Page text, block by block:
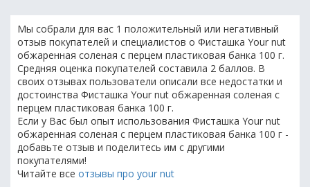
Мы собрали для вас 1 положительный или негативный
отзыв покупателей и специалистов о Фисташка Your nut
обжаренная соленая с перцем пластиковая банка 100 г.
Средняя оценка покупателей составила 2 баллов. В
своих отзывах пользователи описали все недостатки и
достоинства Фисташка Your nut обжаренная соленая с
перцем пластиковая банка 100 г.
Если у Вас был опыт использования Фисташка Your nut
обжаренная соленая с перцем пластиковая банка 100 г -
добавьте отзыв и поделитесь им с другими
покупателями!
Читайте все отзывы про your nut